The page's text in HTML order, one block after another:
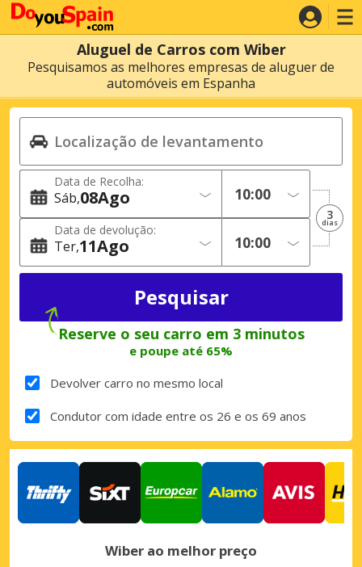
Aluguel de Carros com Wiber
Pesquisamos as melhores empresas de aluguer de
automóveis em Espanha
Data de Recolha:
Sáb 08Ago
Data de devolução:
Ter 11Ago
3
dias
Reserve o seu carro em 3 minutos
e poupe até 65%
Devolver carro no mesmo local
Condutor com idade entre os 26 e os 69 anos
Wiber ao melhor preço